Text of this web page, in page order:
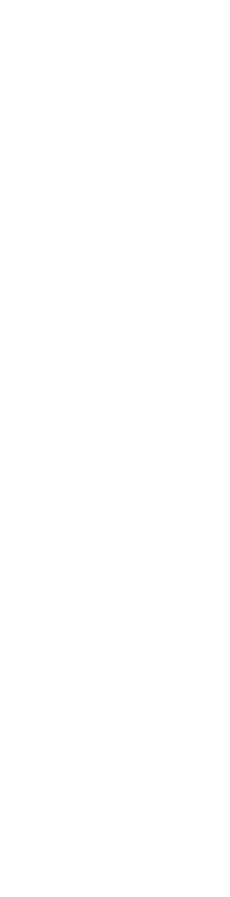
Ofrecer oportunidades
empresas y
Evoluciona en línea con
expectativas de los
nuevas funciones y
identidad en línea será
Los beneficiarios aquí
usuarios: mientras que
el SDK de verificación de
aplicaciones actuales o
los segundos pueden
que les gustan sin
*Gartner, Market Guide
Regula fue nombrada
informe. GARTNER es
servicio de Gartner, Inc. y/
nivel internacional, y se
autorización. Todos los
a ningún proveedor,
publicaciones de
tecnología seleccionar
calificaciones más altas u
investigación de Gartner
organización de
como declaraciones de
expresas o implícitas, con
cualesquiera garantías de